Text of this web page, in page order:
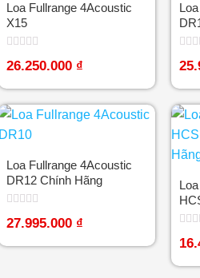
Loa Fullrange 4Acoustic
X15
Được
xếp
0
5
sao
26.250.000 ₫
xếp
0
5
sao
Loa Fullrange 4Acoustic
DR12 Chính Hãng
Được
xếp
0
27.995.000 ₫
xếp
0